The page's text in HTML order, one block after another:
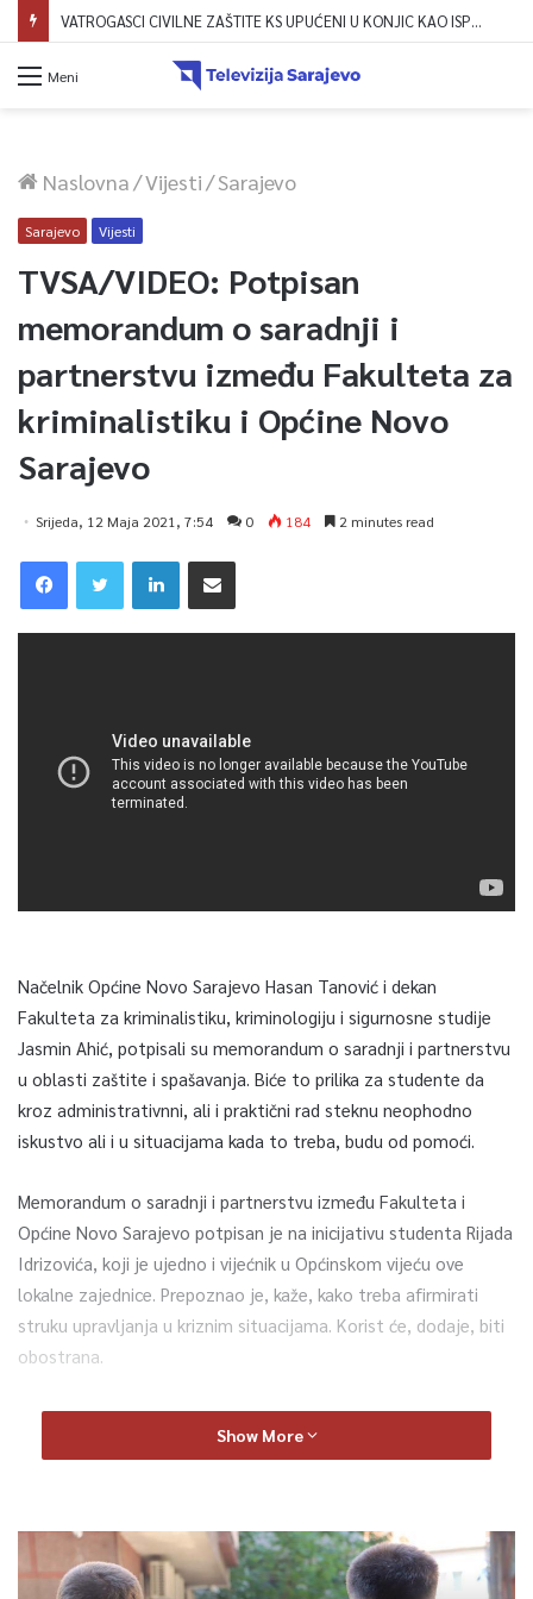
Dova za domovinu i zikir u Ratnoj džamiji: U sklopu manifestacije „Odbrana BiH – Igman 2026“ odana počast herojima
Meni
Naslovna/Vijesti/Sarajevo
Sarajevo Vijesti
TVSA/VIDEO: Potpisan
memorandum o saradnji i
partnerstvu između Fakulteta za
kriminalistiku i Općine Novo
Sarajevo
Srijeda, 12 Maja 2021, 7:54 0 184 2 minutes read
Načelnik Općine Novo Sarajevo Hasan Tanović i dekan
Fakulteta za kriminalistiku, kriminologiju i sigurnosne studije
Jasmin Ahić, potpisali su memorandum o saradnji i partnerstvu
u oblasti zaštite i spašavanja. Biće to prilika za studente da
kroz administrativnni, ali i praktični rad steknu neophodno
iskustvo ali i u situacijama kada to treba, budu od pomoći.
Memorandum o saradnji i partnerstvu između Fakulteta i
Općine Novo Sarajevo potpisan je na inicijativu studenta Rijada
Idrizovića, koji je ujedno i vijećnik u Općinskom vijeću ove
lokalne zajednice. Prepoznao je, kaže, kako treba afirmirati
struku upravljanja u kriznim situacijama. Korist će, dodaje, biti
obostrana.
„Gdje će Opština imati saradnju sa Univerzitetom, gdje će
imati svakako ono za šta su plaćeni da prave strategije, što je
službi za civilnu zaštitu“, rekao je Rijad Idrizović, student.
Show More